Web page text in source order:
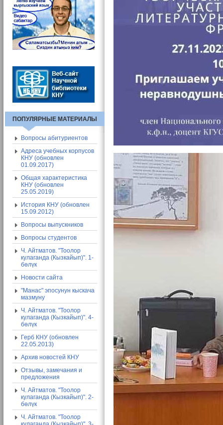
Общие сведения о СЭП
ПОПУЛЯРНЫЕ МАТЕРИАЛЫ
Вопросы абитуриентов
Адреса учебных корпусов
КНУ (обновлен
01.09.2017)
Общая характеристика
КНУ (обновлен
25.05.2019)
История КНУ (обновлен
15.09.2012)
Вопросы выпускников
Вопросы студентов
Ч. Айтматов. "Тоолор
кулаганда (Кызкайып)". 1-
бөлүк
Новости сайта
"Манас" эпосунун кыскача
мазмуну
Ч. Айтматов. "Тоолор
кулаганда (Кызкайып)". 4-
бөлүк
Герб КНУ (обновлен
22.05.2013)
Архив новостей КНУ
Отзывы, замечания и
предложения
Ч. Айтматов. "Тоолор
кулаганда (Кызкайып)". 2-
бөлүк
Ч. Айтматов. "Тоолор